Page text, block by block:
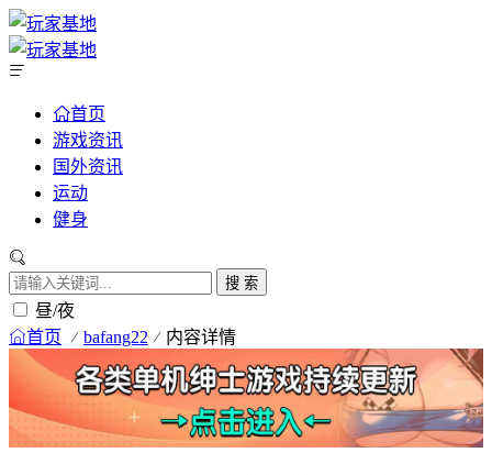
首页
游戏资讯
国外资讯
运动
健身
搜 索
昼/夜
首页 bafang22 内容详情